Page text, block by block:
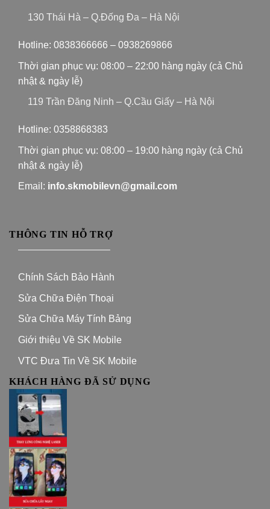
130 Thái Hà – Q.Đống Đa – Hà Nội
Hotline: 0838366666 – 0938269866
Thời gian phục vụ: 08:00 – 22:00 hàng ngày (cả Chủ
nhật & ngày lễ)
119 Trần Đăng Ninh – Q.Cầu Giấy – Hà Nội
Hotline: 0358868383
Thời gian phục vụ: 08:00 – 19:00 hàng ngày (cả Chủ
nhật & ngày lễ)
Email: info.skmobilevn@gmail.com
THÔNG TIN HỖ TRỢ
—————————–
Chính Sách Bảo Hành
Sửa Chữa Điện Thoại
Sửa Chữa Máy Tính Bảng
Giới thiệu Về SK Mobile
VTC Đưa Tin Về SK Mobile
KHÁCH HÀNG ĐÃ SỬ DỤNG